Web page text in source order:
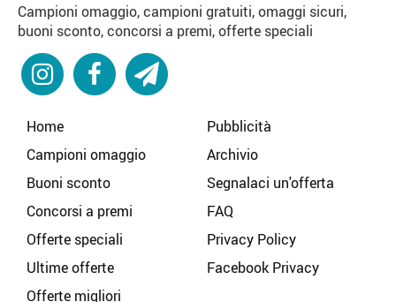
Campioni omaggio, campioni gratuiti, omaggi sicuri,
buoni sconto, concorsi a premi, offerte speciali
Home
Campioni omaggio
Buoni sconto
Concorsi a premi
Offerte speciali
Ultime offerte
Offerte migliori
Pubblicità
Archivio
Segnalaci un'offerta
FAQ
Privacy Policy
Facebook Privacy